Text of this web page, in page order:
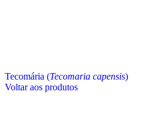
Tecomária (Tecomaria capensis)
Voltar aos produtos